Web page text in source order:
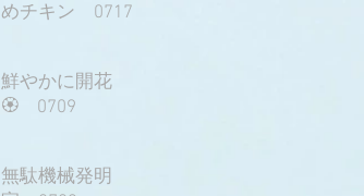
めチキン 0717
鮮やかに開花
🏵️ 0709
無駄機械発明